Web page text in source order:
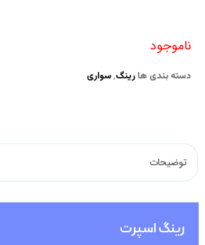
ناموجود
دسته بندی ها رینگ,سواری
رینگ اسپرت